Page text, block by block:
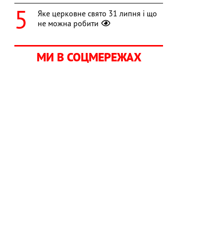
Яке церковне свято 31 липня і що
не можна робити
МИ В СОЦМЕРЕЖАХ